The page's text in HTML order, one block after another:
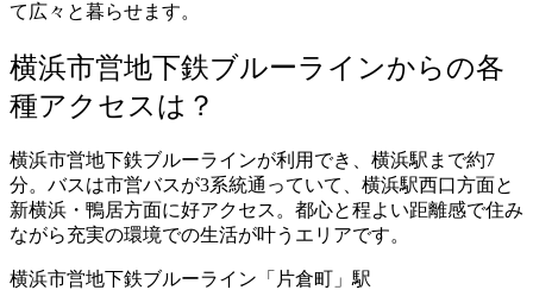
て広々と暮らせます。
横浜市営地下鉄ブルーラインからの各
種アクセスは？
横浜市営地下鉄ブルーラインが利用でき、横浜駅まで約7
分。バスは市営バスが3系統通っていて、横浜駅西口方面と
新横浜・鴨居方面に好アクセス。都心と程よい距離感で住み
ながら充実の環境での生活が叶うエリアです。
横浜市営地下鉄ブルーライン「片倉町」駅